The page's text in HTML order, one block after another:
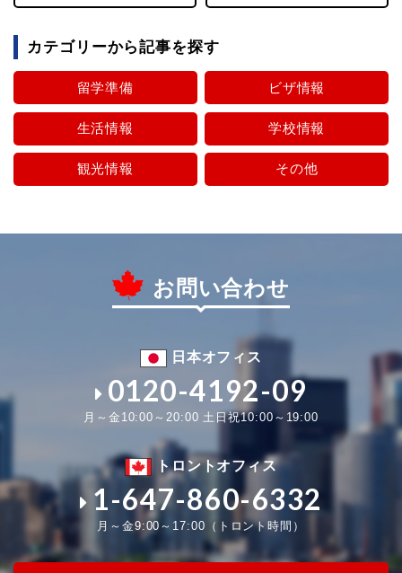
カテゴリーから記事を探す
留学準備 ビザ情報
生活情報 学校情報
観光情報 その他
お問い合わせ
日本オフィス
0120-4192-09
月～金10:00～20:00 土日祝10:00～19:00
トロントオフィス
1-647-860-6332
月～金9:00～17:00（トロント時間）